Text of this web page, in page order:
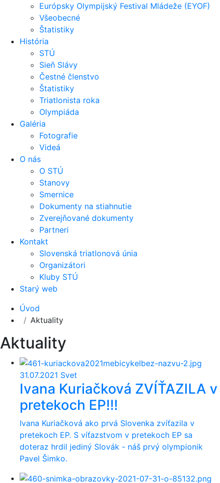
Európsky Olympijský Festival Mládeže (EYOF)
Všeobecné
Štatistiky
História
STÚ
Sieň Slávy
Čestné členstvo
Štatistiky
Triatlonista roka
Olympiáda
Galéria
Fotografie
Videá
O nás
O STÚ
Stanovy
Smernice
Dokumenty na stiahnutie
Zverejňované dokumenty
Partneri
Kontakt
Slovenská triatlonová únia
Organizátori
Kluby STÚ
Starý web
Úvod
Aktuality
Aktuality
31.07.2021 Svet
Ivana Kuriačková ZVÍŤAZILA v
pretekoch EP!!!
Ivana Kuriačková ako prvá Slovenka zvíťazila v
pretekoch EP. S víťazstvom v pretekoch EP sa
doteraz hrdil jediný Slovák - náš prvý olympionik
Pavel Šimko.